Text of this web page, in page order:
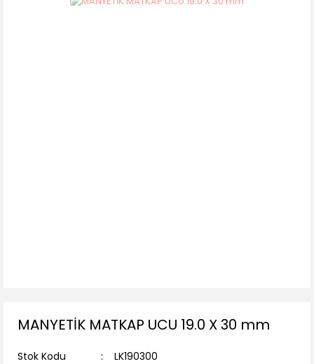
MANYETİK MATKAP UCU 19.0 X 30 mm
Stok Kodu
LK190300